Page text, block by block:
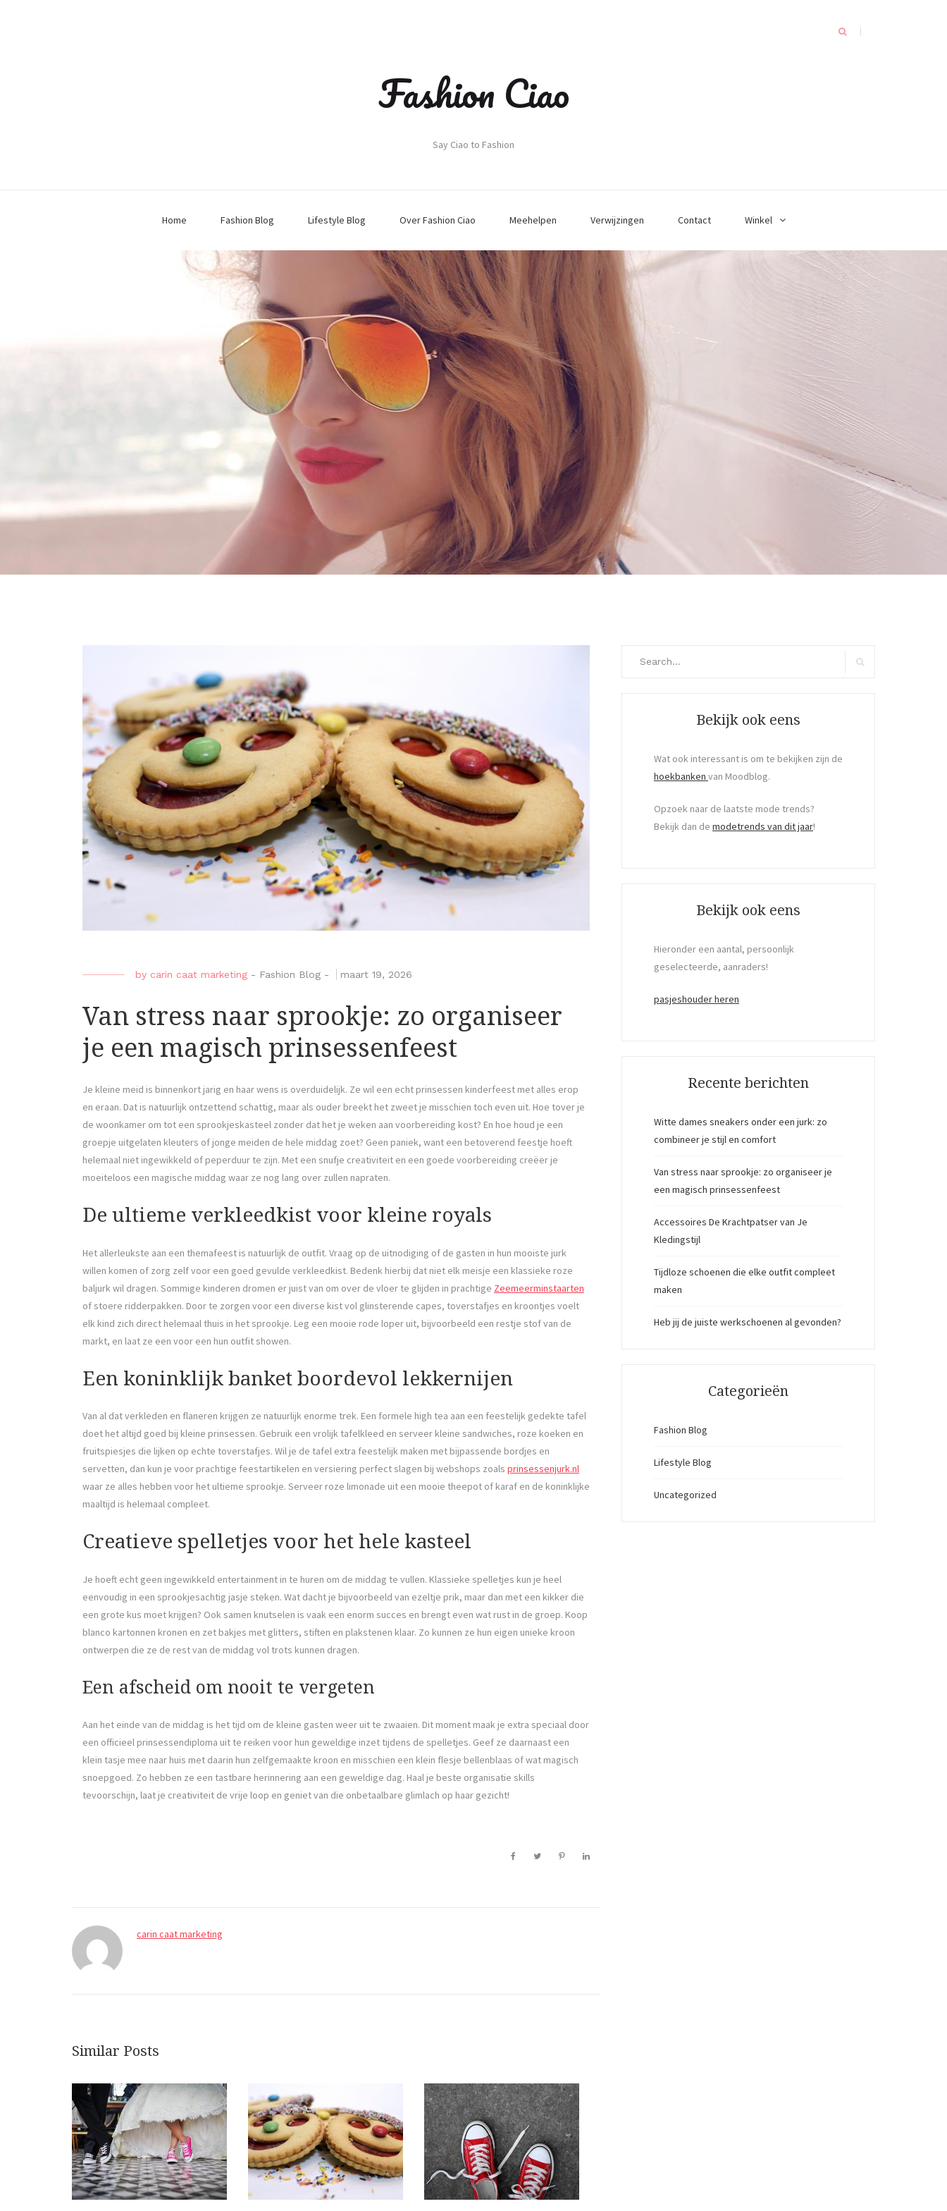
Fashion Ciao
Say Ciao to Fashion
Home Fashion Blog Lifestyle Blog Over Fashion Ciao Meehelpen Verwijzingen Contact Winkel
by carin caat marketing - Fashion Blog - maart 19, 2026
Van stress naar sprookje: zo organiseer
je een magisch prinsessenfeest
Je kleine meid is binnenkort jarig en haar wens is overduidelijk. Ze wil een echt prinsessen kinderfeest met alles erop
en eraan. Dat is natuurlijk ontzettend schattig, maar als ouder breekt het zweet je misschien toch even uit. Hoe tover je
de woonkamer om tot een sprookjeskasteel zonder dat het je weken aan voorbereiding kost? En hoe houd je een
groepje uitgelaten kleuters of jonge meiden de hele middag zoet? Geen paniek, want een betoverend feestje hoeft
helemaal niet ingewikkeld of peperduur te zijn. Met een snufje creativiteit en een goede voorbereiding creëer je
moeiteloos een magische middag waar ze nog lang over zullen napraten.
De ultieme verkleedkist voor kleine royals
Het allerleukste aan een themafeest is natuurlijk de outfit. Vraag op de uitnodiging of de gasten in hun mooiste jurk
willen komen of zorg zelf voor een goed gevulde verkleedkist. Bedenk hierbij dat niet elk meisje een klassieke roze
baljurk wil dragen. Sommige kinderen dromen er juist van om over de vloer te glijden in prachtige Zeemeerminstaarten
of stoere ridderpakken. Door te zorgen voor een diverse kist vol glinsterende capes, toverstafjes en kroontjes voelt
elk kind zich direct helemaal thuis in het sprookje. Leg een mooie rode loper uit, bijvoorbeeld een restje stof van de
markt, en laat ze een voor een hun outfit showen.
Een koninklijk banket boordevol lekkernijen
Van al dat verkleden en flaneren krijgen ze natuurlijk enorme trek. Een formele high tea aan een feestelijk gedekte tafel
doet het altijd goed bij kleine prinsessen. Gebruik een vrolijk tafelkleed en serveer kleine sandwiches, roze koeken en
fruitspiesjes die lijken op echte toverstafjes. Wil je de tafel extra feestelijk maken met bijpassende bordjes en
servetten, dan kun je voor prachtige feestartikelen en versiering perfect slagen bij webshops zoals prinsessenjurk.nl
waar ze alles hebben voor het ultieme sprookje. Serveer roze limonade uit een mooie theepot of karaf en de koninklijke
maaltijd is helemaal compleet.
Creatieve spelletjes voor het hele kasteel
Je hoeft echt geen ingewikkeld entertainment in te huren om de middag te vullen. Klassieke spelletjes kun je heel
eenvoudig in een sprookjesachtig jasje steken. Wat dacht je bijvoorbeeld van ezeltje prik, maar dan met een kikker die
een grote kus moet krijgen? Ook samen knutselen is vaak een enorm succes en brengt even wat rust in de groep. Koop
blanco kartonnen kronen en zet bakjes met glitters, stiften en plakstenen klaar. Zo kunnen ze hun eigen unieke kroon
ontwerpen die ze de rest van de middag vol trots kunnen dragen.
Een afscheid om nooit te vergeten
Aan het einde van de middag is het tijd om de kleine gasten weer uit te zwaaien. Dit moment maak je extra speciaal door
een officieel prinsessendiploma uit te reiken voor hun geweldige inzet tijdens de spelletjes. Geef ze daarnaast een
klein tasje mee naar huis met daarin hun zelfgemaakte kroon en misschien een klein flesje bellenblaas of wat magisch
snoepgoed. Zo hebben ze een tastbare herinnering aan een geweldige dag. Haal je beste organisatie skills
tevoorschijn, laat je creativiteit de vrije loop en geniet van die onbetaalbare glimlach op haar gezicht!
carin caat marketing
Similar Posts
Bekijk ook eens
Wat ook interessant is om te bekijken zijn de
hoekbanken van Moodblog.
Opzoek naar de laatste mode trends?
Bekijk dan de modetrends van dit jaar!
Bekijk ook eens
Hieronder een aantal, persoonlijk
geselecteerde, aanraders!
pasjeshouder heren
Recente berichten
Witte dames sneakers onder een jurk: zo
combineer je stijl en comfort
Van stress naar sprookje: zo organiseer je
een magisch prinsessenfeest
Accessoires De Krachtpatser van Je
Kledingstijl
Tijdloze schoenen die elke outfit compleet
maken
Heb jij de juiste werkschoenen al gevonden?
Categorieën
Fashion Blog
Lifestyle Blog
Uncategorized